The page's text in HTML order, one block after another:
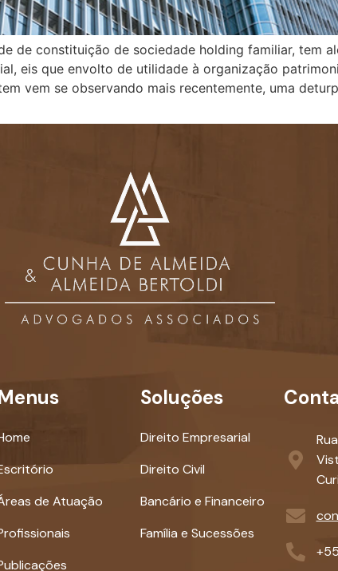
constituição de sociedade holding familiar, tem
eis que envolto de utilidade à organização
vem se observando mais recentemente, uma
de Atuação
Soluções
Direito Empresarial
Direito Civil
Bancário e Financeiro
Família e Sucessões